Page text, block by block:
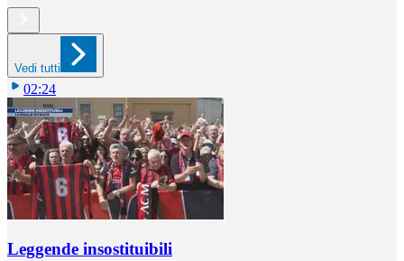
Vedi tutti
02:24
Leggende insostituibili